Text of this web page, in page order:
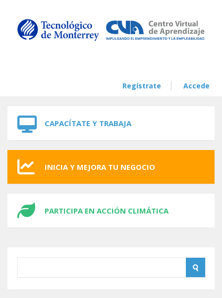
Regístrate Accede
CAPACÍTATE Y TRABAJA
INICIA Y MEJORA TU NEGOCIO
PARTICIPA EN ACCIÓN CLIMÁTICA